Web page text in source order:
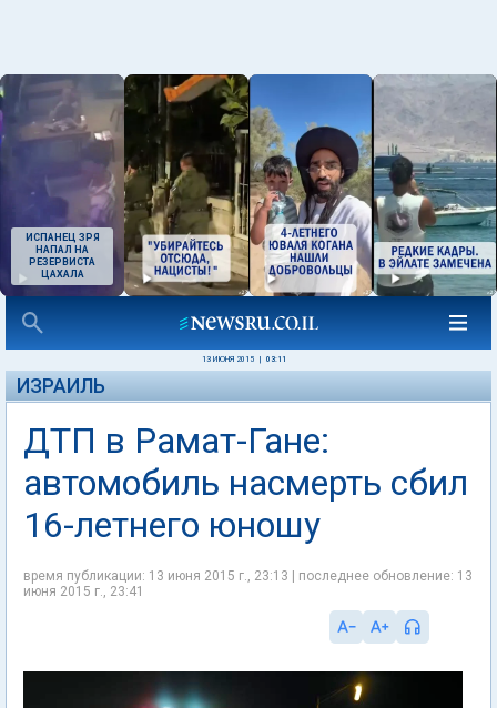
ИСПАНЕЦ ЗРЯ
НАПАЛ НА
РЕЗЕРВИСТА
ЦАХАЛА
13 ИЮНЯ 2015 03:11
ИЗРАИЛЬ
ДТП в Рамат-Гане:
автомобиль насмерть сбил
16-летнего юношу
время публикации: 13 июня 2015 г., 23:13 | последнее обновление: 13
июня 2015 г., 23:41